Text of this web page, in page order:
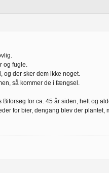
og fugle.
og der sker dem ikke noget.
så kommer de i fængsel.
for ca. 45 år siden, helt og
for bier, dengang blev der plantet,